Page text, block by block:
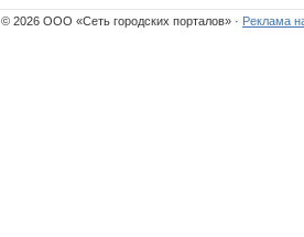
© 2026 ООО «Сеть городских порталов» · Реклама